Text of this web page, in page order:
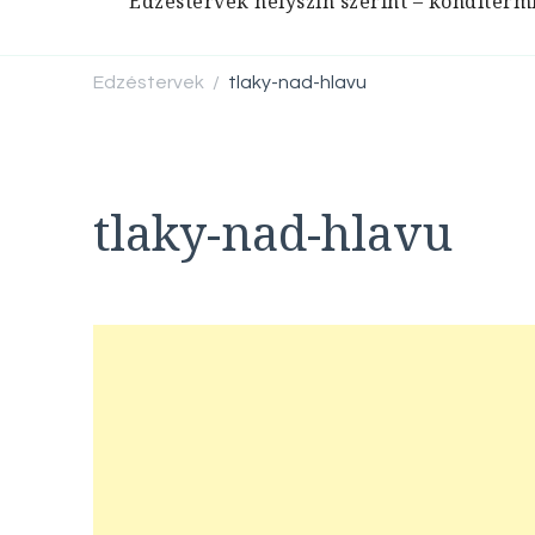
Edzéstervek / tlaky-nad-hlavu
tlaky-nad-hlavu